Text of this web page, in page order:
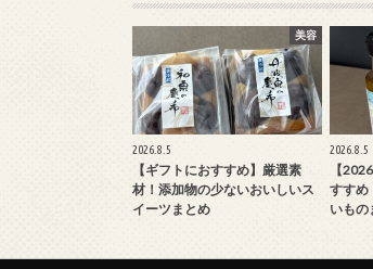
美容
2026.8.5
【ギフトにおすすめ】厳選素
材！添加物の少ないおいしいス
イーツまとめ
2026.8.5
【
すすめ
いもの